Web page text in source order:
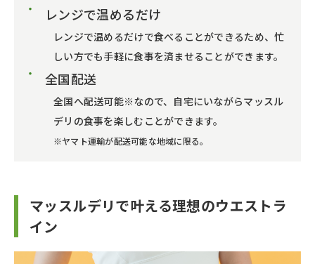
レンジで温めるだけ
レンジで温めるだけで食べることができるため、忙
しい方でも手軽に食事を済ませることができます。
全国配送
全国へ配送可能※なので、自宅にいながらマッスル
デリの食事を楽しむことができます。
※ヤマト運輸が配送可能な地域に限る。
マッスルデリで叶える理想のウエストラ
イン